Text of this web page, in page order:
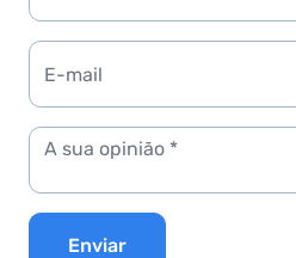
Enviar